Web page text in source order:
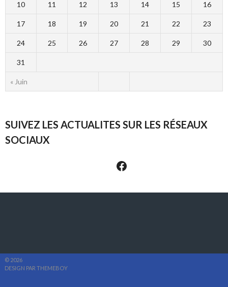
« Juin
10 11 12 13 14 15 16
17 18 19 20 21 22 23
24 25 26 27 28 29 30
31
SUIVEZ LES ACTUALITES SUR LES RÉSEAUX
SOCIAUX
Suivez-nous sur les réseaux sociaux
© 2026
DESIGN PAR THEMEBOY